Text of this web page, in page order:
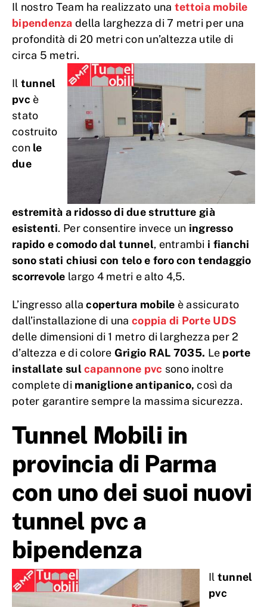
Il nostro Team ha realizzato una tettoia mobile
bipendenza della larghezza di 7 metri per una
profondità di 20 metri con un’altezza utile di
circa 5 metri.
Il tunnel
pvc è
stato
costruito
con le
due
estremità a ridosso di due strutture già
esistenti. Per consentire invece un ingresso
rapido e comodo dal tunnel, entrambi i fianchi
sono stati chiusi con telo e foro con tendaggio
scorrevole largo 4 metri e alto 4,5.
L’ingresso allacopertura mobile è assicurato
dall’installazione di unacoppia di Porte UDS
delle dimensioni di 1 metro di larghezza per 2
d’altezza e di colore Grigio RAL 7035. Le porte
installate sulcapannone pvc sono inoltre
complete di maniglione antipanico, così da
poter garantire sempre la massima sicurezza.
Tunnel Mobili in
provincia di Parma
con uno dei suoi nuovi
tunnel pvc a
bipendenza
Il tunnel
pvc